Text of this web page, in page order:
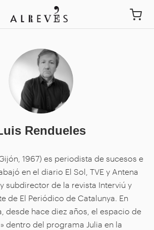
Rendueles
1967) es periodista de sucesos e
en el diario El Sol, TVE y Antena
subdirector de la revista Interviú y
de El Periódico de Catalunya. En
desde hace diez años, el espacio de
dentro del programa Julia en la